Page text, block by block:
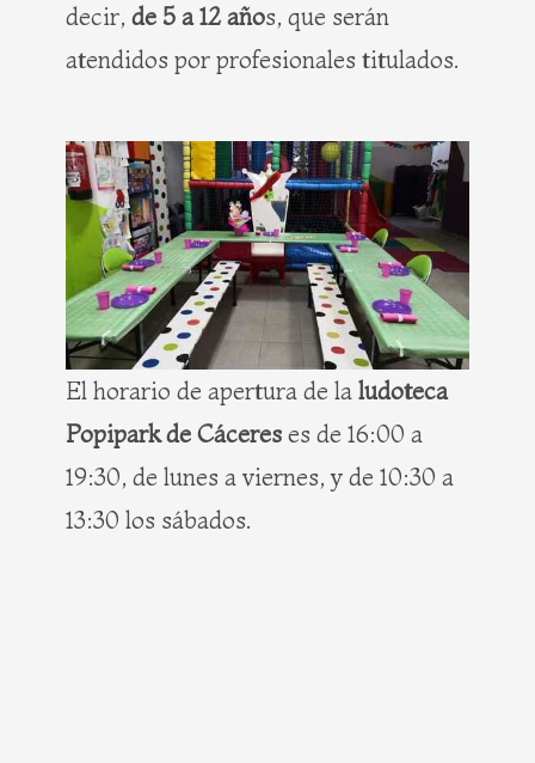
decir, de 5 a 12 años, que serán
atendidos por profesionales titulados.
El horario de apertura de la ludoteca
Popipark de Cáceres es de 16:00 a
19:30, de lunes a viernes, y de 10:30 a
13:30 los sábados.